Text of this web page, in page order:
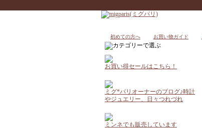
初めての方へ お買い物ガイド
お買い得セールはこちら！
ミグ*パリオーナーのブログ♪時計
やジュエリー、日々つれづれ
ミンネでも販売しています